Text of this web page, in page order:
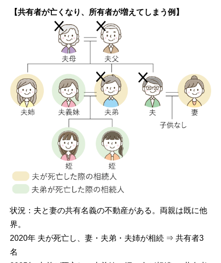
【共有者が亡くなり、所有者が増えてしまう例】
状況：夫と妻の共有名義の不動産がある。両親は既に他
界。
2020年 夫が死亡し、妻・夫弟・夫姉が相続 ⇒ 共有者3
名